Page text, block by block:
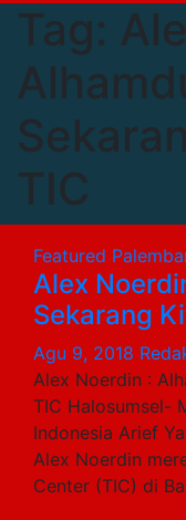
Tag:
TIC
Featured
Alex
Sekarang
Agu 9, 2018
Alex Noerdin :
TIC Halosumsel-
Indonesia Arief
Alex Noerdin
Center (TIC) di